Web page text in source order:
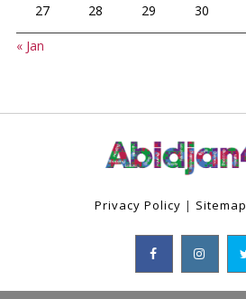
27 28 29 30
« Jan
Privacy Policy | Sitemap